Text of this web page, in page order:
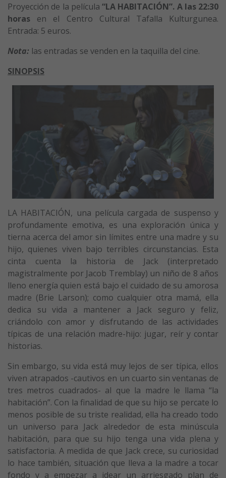
Proyección de la película “LA HABITACIÓN”. A las 22:30
horas en el Centro Cultural Tafalla Kulturgunea.
Entrada: 5 euros.
Nota: las entradas se venden en la taquilla del cine.
SINOPSIS
LA HABITACIÓN, una película cargada de suspenso y
profundamente emotiva, es una exploración única y
tierna acerca del amor sin límites entre una madre y su
hijo, quienes viven bajo terribles circunstancias. Esta
cinta cuenta la historia de Jack (interpretado
magistralmente por Jacob Tremblay) un niño de 8 años
lleno energía quien está bajo el cuidado de su amorosa
madre (Brie Larson); como cualquier otra mamá, ella
dedica su vida a mantener a Jack seguro y feliz,
criándolo con amor y disfrutando de las actividades
típicas de una relación madre-hijo: jugar, reír y contar
historias.
Sin embargo, su vida está muy lejos de ser típica, ellos
viven atrapados -cautivos en un cuarto sin ventanas de
tres metros cuadrados- al que la madre le llama “la
habitación”. Con la finalidad de que su hijo se percate lo
menos posible de su triste realidad, ella ha creado todo
un universo para Jack alrededor de esta minúscula
habitación, para que su hijo tenga una vida plena y
satisfactoria. A medida de que Jack crece, su curiosidad
lo hace también, situación que lleva a la madre a tocar
fondo y a empezar a idear un arriesgado plan de